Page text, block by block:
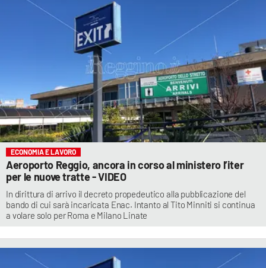
ECONOMIA E LAVORO
Aeroporto Reggio, ancora in corso al ministero l’iter
per le nuove tratte - VIDEO
In dirittura di arrivo il decreto propedeutico alla pubblicazione del
bando di cui sarà incaricata Enac. Intanto al Tito Minniti si continua
a volare solo per Roma e Milano Linate